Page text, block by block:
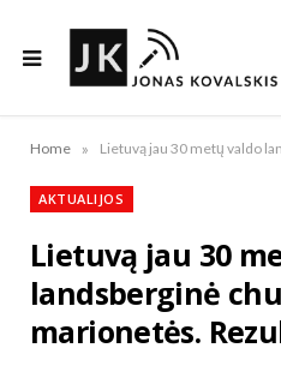
Home »
AKTUALIJOS
Lietuvą jau 30
landsberginė
marionetės.